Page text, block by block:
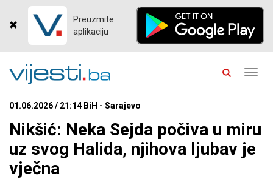
Preuzmite
aplikaciju
01.06.2026 / 21:14 BiH - Sarajevo
Nikšić: Neka Sejda počiva u miru
uz svog Halida, njihova ljubav je
vječna